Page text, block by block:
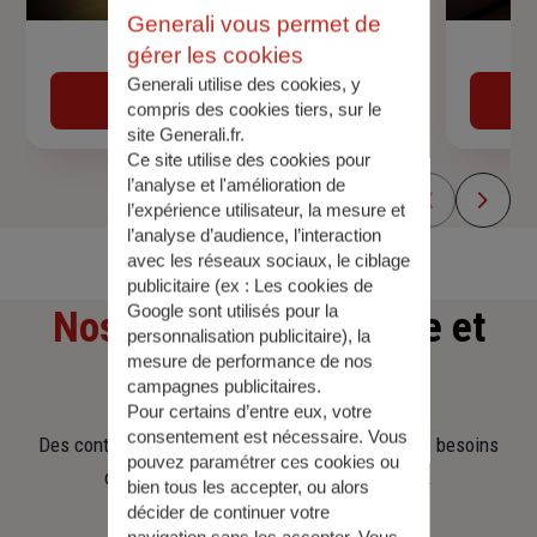
Devis assurance auto
Obtenir une estimation
Nos offresd'assurance et
d'épargne
Des contrats clairs et flexibles pour sécuriser vos besoins
d’aujourd’hui et anticiper ceux de demain.
Generali vous permet de
gérer les cookies
Generali utilise des cookies, y
compris des cookies tiers, sur le
site Generali.fr.
Ce site utilise des cookies pour
l’analyse et l'amélioration de
l’expérience utilisateur, la mesure et
l’analyse d’audience, l’interaction
avec les réseaux sociaux, le ciblage
publicitaire (ex : Les cookies de
Google sont utilisés pour la
personnalisation publicitaire), la
mesure de performance de nos
campagnes publicitaires.
Pour certains d’entre eux, votre
consentement est nécessaire. Vous
pouvez paramétrer ces cookies ou
bien tous les accepter, ou alors
décider de continuer votre